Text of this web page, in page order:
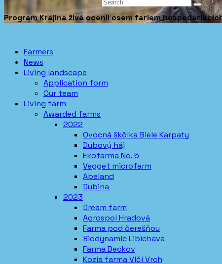
Program Krajina živá ocenil osem fariem
Farmers
News
Living landscape
Application form
Our team
Living farm
Awarded farms
2022
Ovocná škôlka Biele Karpaty
Dubový háj
Ekofarma No. 5
Vegget microfarm
Abeland
Dubina
2023
Dream farm
Agrospol Hradová
Farma pod čerešňou
Biodynamic Libichava
Farma Beckov
Kozia farma Vlčí Vrch